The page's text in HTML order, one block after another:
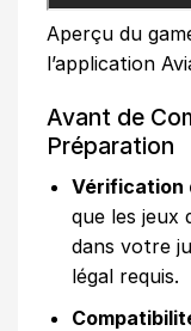
Aperçu du
l’application
Avant de
Préparation
Vérification
que les jeux
dans votre
légal requis.